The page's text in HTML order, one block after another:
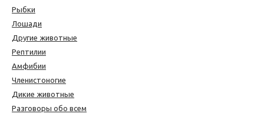
Рыбки
Лошади
Другие животные
Рептилии
Амфибии
Членистоногие
Дикие животные
Разговоры обо всем